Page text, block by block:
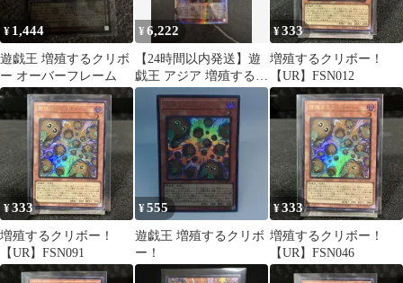
¥ 1,444
遊戯王 増殖するクリボ
ー オーバーフレーム
¥6,222
【24時間以内発送】遊
戯王 アジア 増殖するク
リボー！オーバーフレ
ームプリズマ
¥333
増殖するクリボー！
【UR】FSN012
¥333
増殖するクリボー！
【UR】FSN091
¥555
遊戯王 増殖するクリボ
ー！
¥333
増殖するクリボー！
【UR】FSN046